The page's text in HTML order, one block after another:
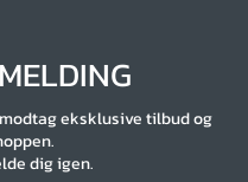
eksklusive tilbud og
dig igen.